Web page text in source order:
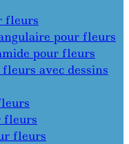
fleurs
pour fleurs
pour fleurs
avec dessins
fleurs
fleurs